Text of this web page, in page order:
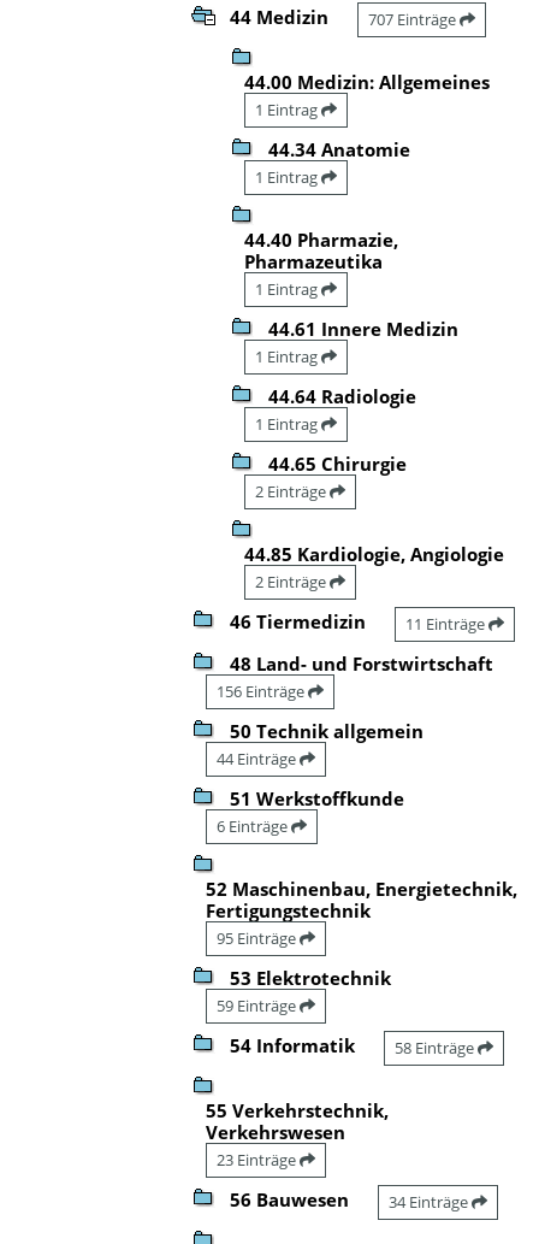
44 Medizin 707 Einträge
44.00 Medizin: Allgemeines
1 Eintrag
44.34 Anatomie
1 Eintrag
44.40 Pharmazie,
Pharmazeutika
1 Eintrag
44.61 Innere Medizin
1 Eintrag
44.64 Radiologie
1 Eintrag
44.65 Chirurgie
2 Einträge
44.85 Kardiologie, Angiologie
2 Einträge
46 Tiermedizin 11 Einträge
48 Land- und Forstwirtschaft
156 Einträge
50 Technik allgemein
44 Einträge
51 Werkstoffkunde
6 Einträge
52 Maschinenbau, Energietechnik,
Fertigungstechnik
95 Einträge
53 Elektrotechnik
59 Einträge
54 Informatik 58 Einträge
55 Verkehrstechnik,
Verkehrswesen
23 Einträge
56 Bauwesen 34 Einträge